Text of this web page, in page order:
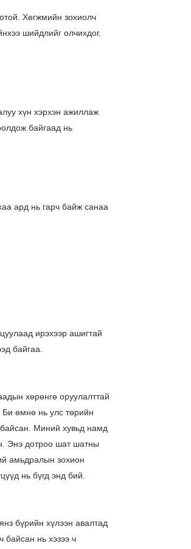
Хөгжмийн зохиолч
шийдлийг олчихдог.
хүн хэрхэн ажиллаж
байгаад нь
ард нь гарч байж санаа
ирэхээр ашигтай
байгаа.
хөрөнгө оруулалттай
Би өмнө нь улс төрийн
Миний хувьд намд
Энэ дотроо шат шатны
амьдралын зохион
нь бүгд энд бий.
бүрийн хүлээн авалтад
байсан нь хэзээ ч